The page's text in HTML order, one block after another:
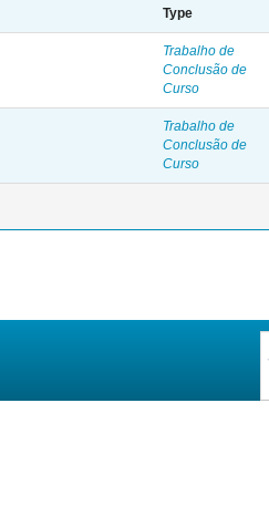
Type
Trabalho de
Conclusão de
Curso
Trabalho de
Conclusão de
Curso